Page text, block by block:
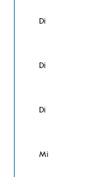
Di
Di
Di
Mi